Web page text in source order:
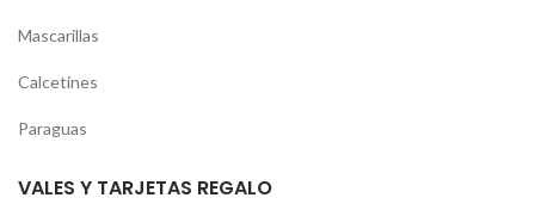
Mascarillas
Calcetines
Paraguas
VALES Y TARJETAS REGALO